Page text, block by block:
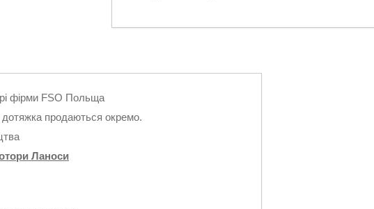
фірми FSO Польща
дотяжка продаються окремо.
Ланоси